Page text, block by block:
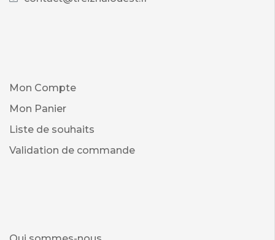
Mon Compte
Mon Panier
Liste de souhaits
Validation de commande